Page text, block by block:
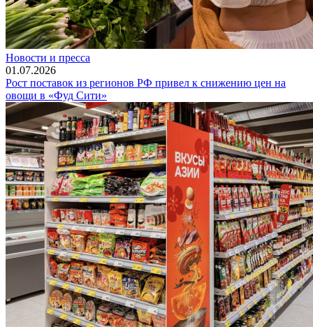
Новости и пресса
01.07.2026
Рост поставок из регионов РФ привел к снижению цен на
овощи в «Фуд Сити»